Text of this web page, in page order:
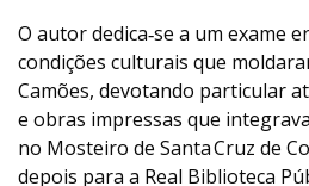
O autor dedica‑se a um exame
condições culturais que
Camões, devotando particular
e obras impressas que
no Mosteiro de Santa Cruz de
depois para a Real Biblioteca